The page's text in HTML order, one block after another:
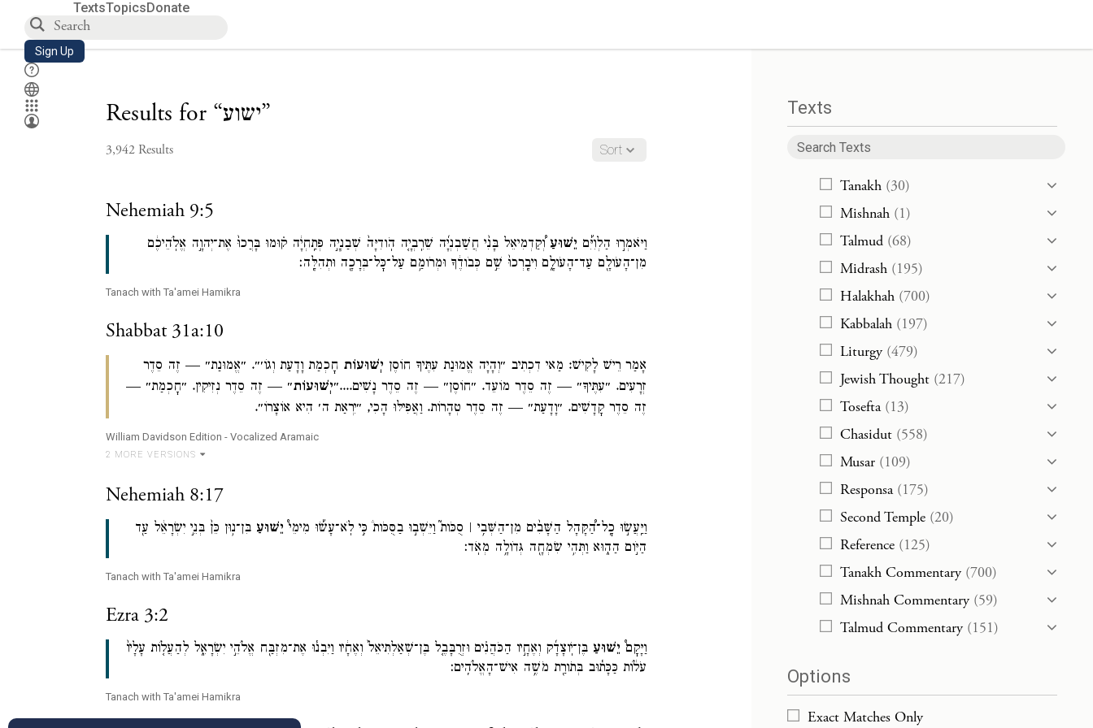
TextsTopicsDonate
Sign Up
Results for “ישוע”
3,942 Results Sort
Nehemiah 9:5
וַיֹּאמְר֣וּ הַלְוִיִּ֡ם יֵשׁ֣וּעַ וְ֠קַדְמִיאֵל בָּנִ֨י חֲשַׁבְנְיָ֜ה שֵׁרֵֽבְיָ֤ה הֹֽודִיָּה֙ שְׁבַנְיָ֣ה פְתַֽחְיָ֔ה ק֗וּמוּ בָּרֲכוּ֙ אֶת־יְהוָ֣ה אֱלֹֽהֵיכֶ֔ם
מִן־הָעֹולָ֖ם עַד־הָעֹולָ֑ם וִיבָֽרְכוּ֙ שֵׁ֣ם כְּבֹודֶ֔ךָ וּמְרֹומַ֥ם עַל־כׇּל־בְּרָכָ֖ה וּתְהִלָּֽה׃
Tanach with Ta'amei Hamikra
Shabbat 31a:10
אָמַר רֵישׁ לָקִישׁ: מַאי דִכְתִיב ״וְהָיָה אֱמוּנַת עִתֶּיךָ חוֹסֶן יְשׁוּעוֹת חׇכְמַת וָדָעַת וְגוֹ׳״. ״אֱמוּנַת״ — זֶה סֵדֶר
זְרָעִים. ״עִתֶּיךָ״ — זֶה סֵדֶר מוֹעֵד. ״חוֹסֶן״ — זֶה סֵדֶר נָשִׁים....״יְשׁוּעוֹת״ — זֶה סֵדֶר נְזִיקִין. ״חׇכְמַת״ —
זֶה סֵדֶר קׇדָשִׁים. ״וָדָעַת״ — זֶה סֵדֶר טְהָרוֹת. וַאֲפִילּוּ הָכִי, ״יִרְאַת ה׳ הִיא אוֹצָרוֹ״.
William Davidson Edition - Vocalized Aramaic
2 MORE VERSIONS
Nehemiah 8:17
וַיַּֽעֲשׂ֣וּ כׇֽל־הַ֠קָּהָל הַשָּׁבִ֨ים מִן־הַשְּׁבִ֥י ׀ סֻכֹּות֮ וַיֵּשְׁב֣וּ בַסֻּכֹּות֒ כִּ֣י לֹֽא־עָשׂ֡וּ מִימֵי֩ יֵשׁ֨וּעַ בִּן־נ֥וּן כֵּן֙ בְּנֵ֣י יִשְׂרָאֵ֔ל עַ֖ד
הַיֹּ֣ום הַה֑וּא וַתְּהִ֥י שִׂמְחָ֖ה גְּדֹולָ֥ה מְאֹֽד׃
Tanach with Ta'amei Hamikra
Ezra 3:2
וַיָּקׇם֩ יֵשׁ֨וּעַ בֶּן־יֹֽוצָדָ֜ק וְאֶחָ֣יו הַכֹּהֲנִ֗ים וּזְרֻבָּבֶ֤ל בֶּן־שְׁאַלְתִּיאֵל֙ וְאֶחָ֔יו וַיִּבְנ֕וּ אֶת־מִזְבַּ֖ח אֱלֹהֵ֣י יִשְׂרָאֵ֑ל לְהַעֲלֹ֤ות עָלָיו֙
עֹלֹ֔ות כַּכָּת֕וּב בְּתֹורַ֖ת מֹשֶׁ֥ה אִישׁ־הָאֱלֹהִֽים׃
Tanach with Ta'amei Hamikra
Texts
Tanakh (30)
Mishnah (1)
Talmud (68)
Midrash (195)
Halakhah (700)
Kabbalah (197)
Liturgy (479)
Jewish Thought (217)
Tosefta (13)
Chasidut (558)
Musar (109)
Responsa (175)
Second Temple (20)
Reference (125)
Tanakh Commentary (700)
Mishnah Commentary (59)
Talmud Commentary (151)
Options
Exact Matches Only